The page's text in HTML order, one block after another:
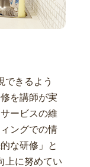
できるよう
を講師が実
ービスの維
ングでの情
な研修」と
上に努めてい